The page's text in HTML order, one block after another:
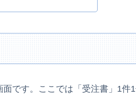
です。ここでは「受注書」1件